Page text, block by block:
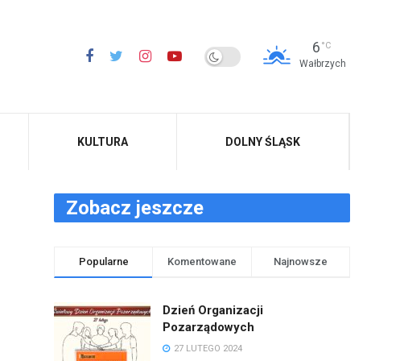
6 °C
Wałbrzych
KULTURA DOLNY ŚLĄSK
Zobacz jeszcze
Popularne Komentowane Najnowsze
Dzień Organizacji
Pozarządowych
27 LUTEGO 2024